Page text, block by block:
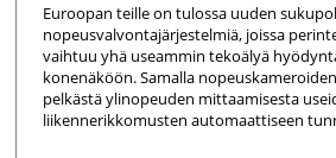
Euroopan teille on tulossa uuden
nopeusvalvontajärjestelmiä, joissa
vaihtuu yhä useammin tekoälyä
konenäköön. Samalla
pelkästä ylinopeuden mittaamisesta
liikennerikkomusten automaattiseen